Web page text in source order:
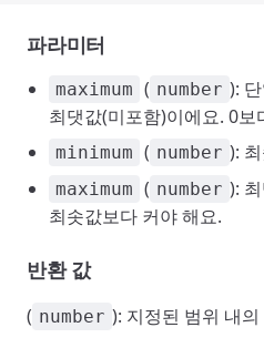
파라미터
maximum ( number ):
최댓값(미포함)이에요. 0보
minimum ( number ):
maximum ( number ):
최솟값보다 커야 해요.
반환 값
( number ): 지정된 범위 내